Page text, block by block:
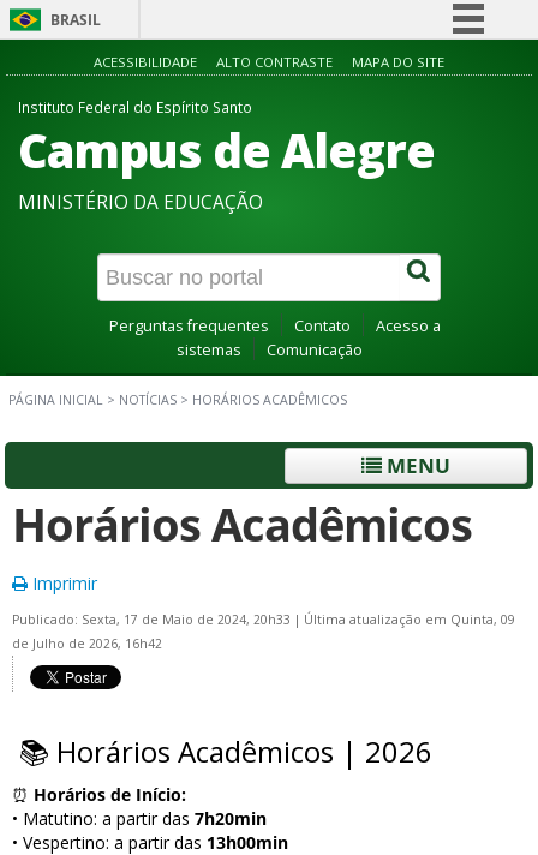
BRASIL
Simplifique!
Acesso à informação
Canais
ACESSIBILIDADE ALTO CONTRASTE MAPA DO SITE
Instituto Federal do Espírito Santo
Campus de Alegre
MINISTÉRIO DA EDUCAÇÃO
Perguntas frequentes Contato
Acesso a
sistemas
Comunicação
PÁGINA INICIAL > NOTÍCIAS > HORÁRIOS ACADÊMICOS
MENU
Horários Acadêmicos
Imprimir
Publicado: Sexta, 17 de Maio de 2024, 20h33 | Última atualização em Quinta, 09
de Julho de 2026, 16h42
📚 Horários Acadêmicos | 2026
⏰ Horários de Início:
• Matutino: a partir das 7h20min
• Vespertino: a partir das 13h00min